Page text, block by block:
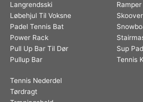
Langrendsski
Løbehjul Til Voksne
Padel Tennis Bat
Power Rack
Pull Up Bar Til Dør
Pullup Bar
Sup
Tennis
Tennis Nederdel
Tørdragt